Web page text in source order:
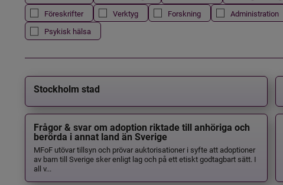
Föreskrifter
Verktyg Forskning Administration
Psykisk hälsa
Stockholm stad
Frågor & svar om adoption riktade till anhöriga och
berörda i annat land än Sverige
MFoF utövar tillsyn och prövar auktorisationer i syfte att adoptioner
av barn till Sverige sker enligt lag och på ett etiskt godtagbart sätt. I
all v...